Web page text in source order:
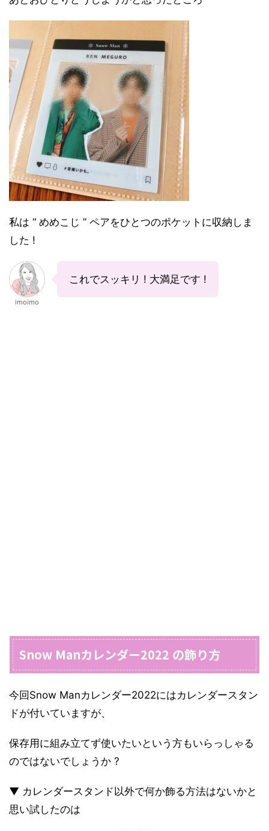
私は “ めめこじ ” ペアをひとつのポケットに収納しま
した !
imoimo
これでスッキリ ! 大満足です !
Snow Manカレンダー2022 の飾り方
今回Snow Manカレンダー2022にはカレンダースタン
ドが付いていますが、
保存用に組み立てず使いたいという方もいらっしゃる
のではないでしょうか ?
▼ カレンダースタンド以外で何か飾る方法はないかと
思い試したのは